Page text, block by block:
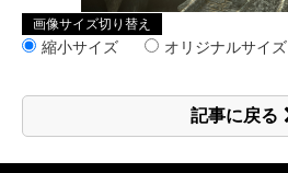
画像サイズ切り替え
縮小サイズ オリジナルサイズ
記事に戻る